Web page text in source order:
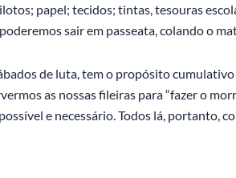
papel; tecidos; tintas, tesouras
sair em passeata, colando o
de luta, tem o propósito
as nossas fileiras para “fazer o
e necessário. Todos lá, portanto,